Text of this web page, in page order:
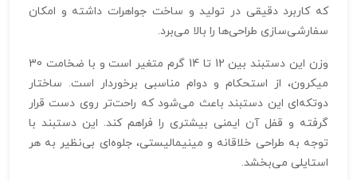
که کاربرد دقیقی در تولید و ساخت جواهرات داشته و امکان
سفارشی‌سازی طراحی‌ها را بالا می‌برد.
وزن این دستبند بین 12 تا 14 گرم متغیر است و با ضخامت 30
میکرون، از استحکام و دوام مناسبی برخوردار است. ساختار
دوتکه‌ای این دستبند باعث می‌شود که راحت‌تر روی دست قرار
گرفته و قفل آن ایمنی بیشتری را فراهم کند. این دستبند با
توجه به طراحی خلاقانه و مینیمالیستی، جلوه‌ای بی‌نظیر به هر
استایلی می‌بخشد.